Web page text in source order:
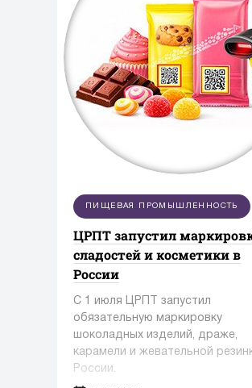
ПИЩЕВАЯ ПРОМЫШЛЕННОСТЬ
ЦРПТ запустил
сладостей и косметики в
России
С 1 июля ЦРПТ запустил
обязательную маркировку
шоколадных изделий, драже,
карамели и жевательной
России.